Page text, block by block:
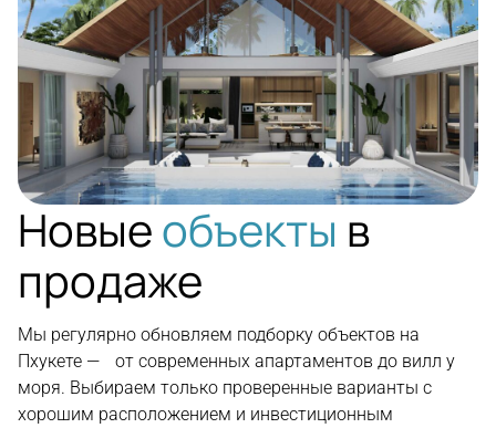
Новыеобъекты в
продаже
Мы регулярно обновляем подборку объектов на
Пхукете — от современных апартаментов до вилл у
моря. Выбираем только проверенные варианты с
хорошим расположением и инвестиционным